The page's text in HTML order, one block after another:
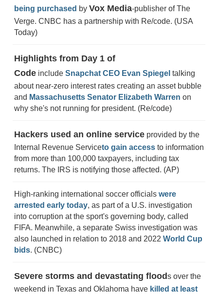
being purchased by Vox Media-publisher of The
Verge. CNBC has a partnership with Re/code. (USA
Today)
Highlights from Day 1 of
Code include Snapchat CEO Evan Spiegel talking
about near-zero interest rates creating an asset bubble
and Massachusetts Senator Elizabeth Warren on
why she's not running for president. (Re/code)
Hackers used an online service provided by the
Internal Revenue Serviceto gain access to information
from more than 100,000 taxpayers, including tax
returns. The IRS is notifying those affected. (AP)
High-ranking international soccer officials were
arrested early today, as part of a U.S. investigation
into corruption at the sport's governing body, called
FIFA. Meanwhile, a separate Swiss investigation was
also launched in relation to 2018 and 2022 World Cup
bids. (CNBC)
Severe storms and devastating floods over the
weekend in Texas and Oklahoma have killed at least